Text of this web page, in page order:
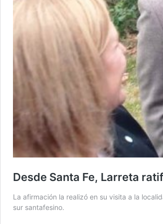
Desde Santa Fe, Larreta
La afirmación la realizó en su visita a la
sur santafesino.